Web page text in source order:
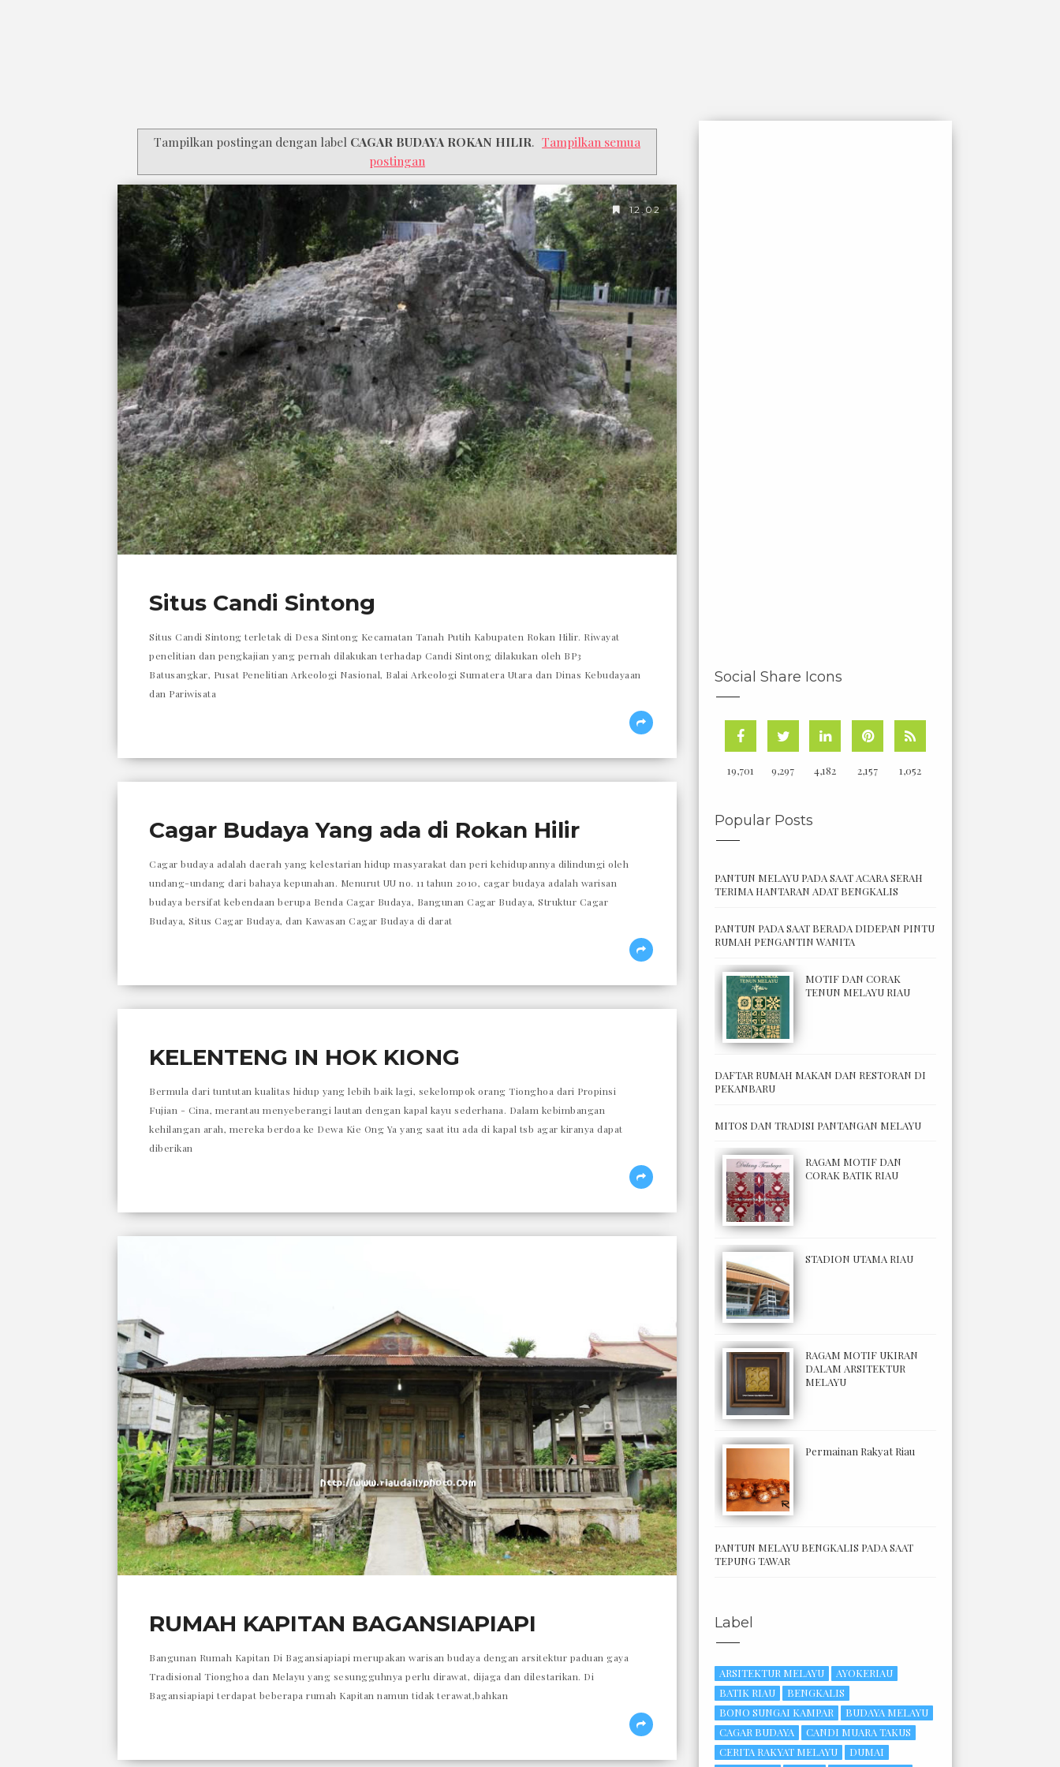
Tampilkan postingan dengan label CAGAR BUDAYA ROKAN HILIR. Tampilkan semua
postingan
Situs Candi Sintong
Situs Candi Sintong terletak di Desa Sintong Kecamatan Tanah Putih Kabupaten Rokan Hilir. Riwayat
penelitian dan pengkajian yang pernah dilakukan terhadap Candi Sintong dilakukan oleh BP3
Batusangkar, Pusat Penelitian Arkeologi Nasional, Balai Arkeologi Sumatera Utara dan Dinas Kebudayaan
dan Pariwisata
12.02
Cagar Budaya Yang ada di Rokan Hilir
Cagar budaya adalah daerah yang kelestarian hidup masyarakat dan peri kehidupannya dilindungi oleh
undang-undang dari bahaya kepunahan. Menurut UU no. 11 tahun 2010, cagar budaya adalah warisan
budaya bersifat kebendaan berupa Benda Cagar Budaya, Bangunan Cagar Budaya, Struktur Cagar
Budaya, Situs Cagar Budaya, dan Kawasan Cagar Budaya di darat
KELENTENG IN HOK KIONG
Bermula dari tuntutan kualitas hidup yang lebih baik lagi, sekelompok orang Tionghoa dari Propinsi
Fujian - Cina, merantau menyeberangi lautan dengan kapal kayu sederhana. Dalam kebimbangan
kehilangan arah, mereka berdoa ke Dewa Kie Ong Ya yang saat itu ada di kapal tsb agar kiranya dapat
diberikan
RUMAH KAPITAN BAGANSIAPIAPI
Bangunan Rumah Kapitan Di Bagansiapiapi merupakan warisan budaya dengan arsitektur paduan gaya
Tradisional Tionghoa dan Melayu yang sesungguhnya perlu dirawat, dijaga dan dilestarikan. Di
Bagansiapiapi terdapat beberapa rumah Kapitan namun tidak terawat,bahkan
Social Share Icons
19,701 9,297 4,182 2,157 1,052
Popular Posts
PANTUN MELAYU PADA SAAT ACARA SERAH
TERIMA HANTARAN ADAT BENGKALIS
PANTUN PADA SAAT BERADA DIDEPAN PINTU
RUMAH PENGANTIN WANITA
MOTIF DAN CORAK
TENUN MELAYU RIAU
DAFTAR RUMAH MAKAN DAN RESTORAN DI
PEKANBARU
MITOS DAN TRADISI PANTANGAN MELAYU
RAGAM MOTIF DAN
CORAK BATIK RIAU
STADION UTAMA RIAU
RAGAM MOTIF UKIRAN
DALAM ARSITEKTUR
MELAYU
Permainan Rakyat Riau
PANTUN MELAYU BENGKALIS PADA SAAT
TEPUNG TAWAR
Label
ARSITEKTUR MELAYU
AYOKERIAU
BATIK RIAU
BENGKALIS
BONO SUNGAI KAMPAR
BUDAYA MELAYU
CAGAR BUDAYA
CANDI MUARA TAKUS
CERITA RAKYAT MELAYU
DUMAI